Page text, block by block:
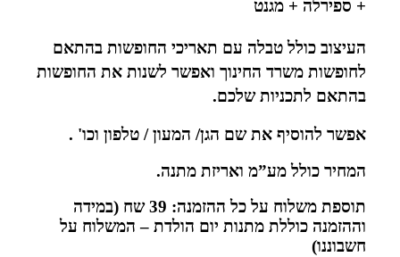
+ ספירלה + מגנט
העיצוב כולל טבלה עם תאריכי החופשות בהתאם
לחופשות משרד החינוך ואפשר לשנות את החופשות
בהתאם לתכניות שלכם.
אפשר להוסיף את שם הגן/ המעון / טלפון וכו' .
המחיר כולל מע”מ ואריזת מתנה.
תוספת משלוח על כל ההזמנה: 39 שח (במידה
וההזמנה כוללת מתנות יום הולדת – המשלוח על
חשבוננו)